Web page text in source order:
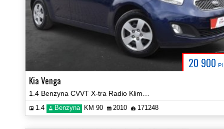
20 900
Kia Venga
1.4 Benzyna KM 90 2010 171248